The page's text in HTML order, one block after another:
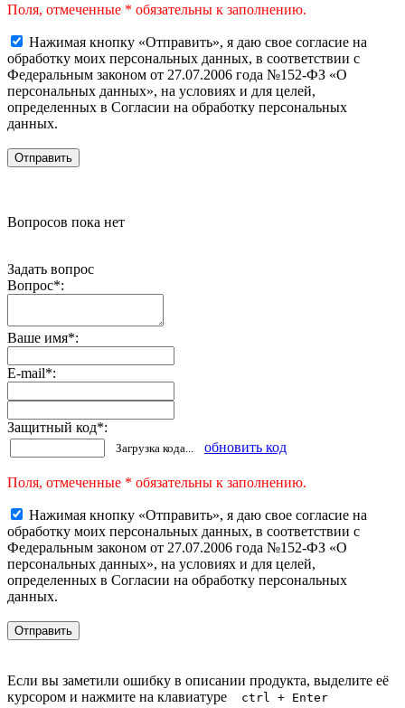
Поля, отмеченные * обязательны к заполнению.
Нажимая кнопку «Отправить», я даю свое согласие на
обработку моих персональных данных, в соответствии с
Федеральным законом от 27.07.2006 года №152-ФЗ «О
персональных данных», на условиях и для целей,
определенных в Согласии на обработку персональных
данных.
Вопросов пока нет
Задать вопрос
Вопрос*:
Ваше имя*:
E-mail*:
Защитный код*:
Загрузка кода... обновить код
Поля, отмеченные * обязательны к заполнению.
Нажимая кнопку «Отправить», я даю свое согласие на
обработку моих персональных данных, в соответствии с
Федеральным законом от 27.07.2006 года №152-ФЗ «О
персональных данных», на условиях и для целей,
определенных в Согласии на обработку персональных
данных.
Если вы заметили ошибку в описании продукта, выделите её
курсором и нажмите на клавиатуре
ctrl + Enter